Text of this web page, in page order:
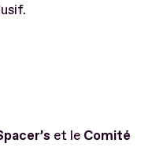
et le Comité